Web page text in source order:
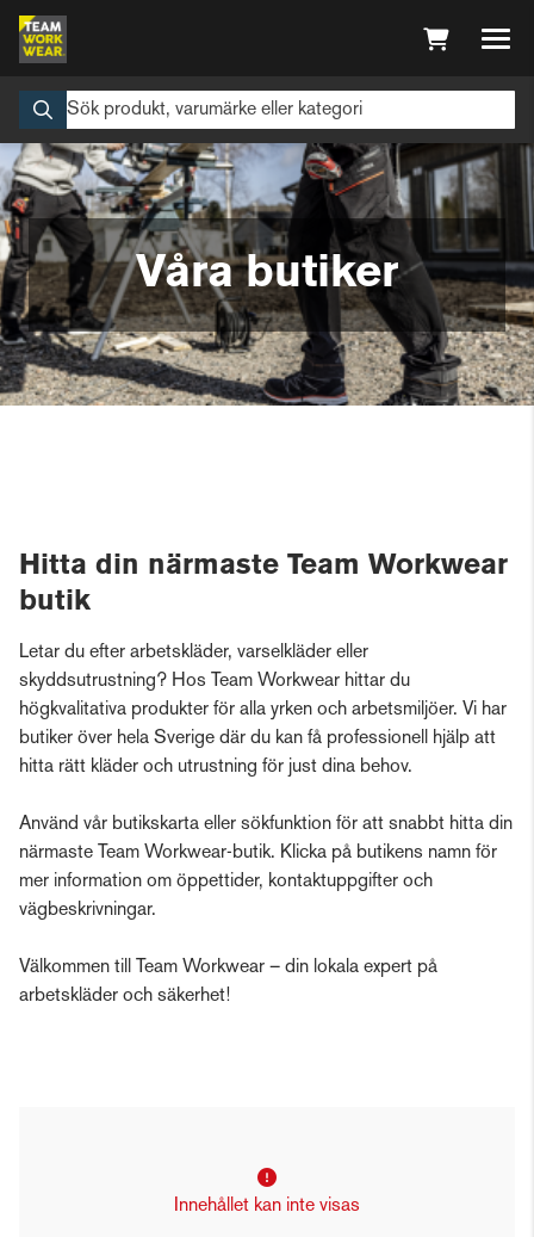
Våra butiker
Hitta din närmaste Team Workwear
butik
Letar du efter arbetskläder, varselkläder eller
skyddsutrustning? Hos Team Workwear hittar du
högkvalitativa produkter för alla yrken och arbetsmiljöer. Vi har
butiker över hela Sverige där du kan få professionell hjälp att
hitta rätt kläder och utrustning för just dina behov.
Använd vår butikskarta eller sökfunktion för att snabbt hitta din
närmaste Team Workwear-butik. Klicka på butikens namn för
mer information om öppettider, kontaktuppgifter och
vägbeskrivningar.
Välkommen till Team Workwear – din lokala expert på
arbetskläder och säkerhet!
Innehållet kan inte visas